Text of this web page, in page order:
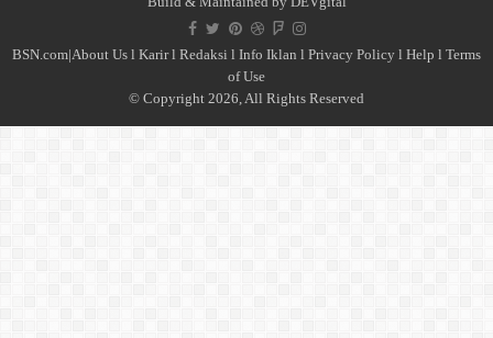
BSN.com|About Us l Karirl Redaksi l Info Iklan l Privacy Policy l Help l Terms
of Use
© Copyright 2026, All Rights Reserved